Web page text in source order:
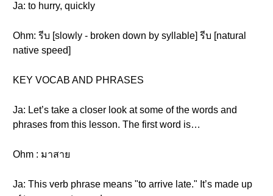
Ja: to hurry, quickly
Ohm: รีบ [slowly - broken down by syllable] รีบ [natural
native speed]
KEY VOCAB AND PHRASES
Ja: Let’s take a closer look at some of the words and
phrases from this lesson. The first word is…
Ohm : มาสาย
Ja: This verb phrase means "to arrive late." It’s made up